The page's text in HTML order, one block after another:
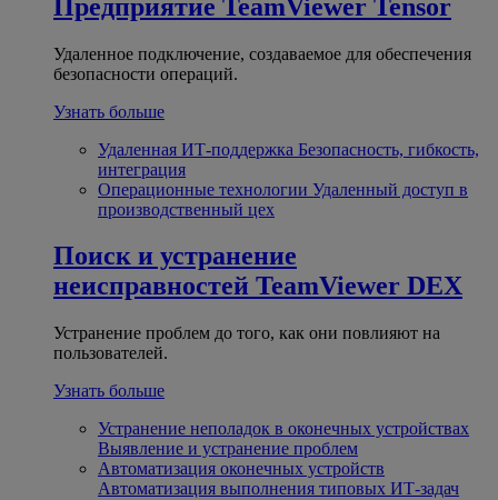
Предприятие TeamViewer Tensor
Удаленное подключение, создаваемое для обеспечения
безопасности операций.
Узнать больше
Удаленная ИТ-поддержка Безопасность, гибкость,
интеграция
Операционные технологии Удаленный доступ в
производственный цех
Поиск и устранение
неисправностей TeamViewer DEX
Устранение проблем до того, как они повлияют на
пользователей.
Узнать больше
Устранение неполадок в оконечных устройствах
Выявление и устранение проблем
Автоматизация оконечных устройств
Автоматизация выполнения типовых ИТ-задач